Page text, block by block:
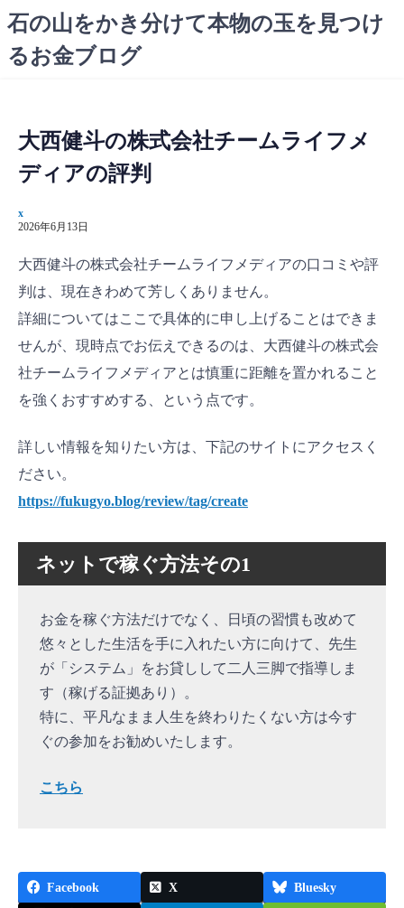
コ
ン
テ
石の山をかき分けて本物の玉を見つけ
るお金ブログ
大西健斗の株式会社チームライフメ
ディアの評判
x
2026年6月13日
大西健斗の株式会社チームライフメディアの口コミや評
判は、現在きわめて芳しくありません。
詳細についてはここで具体的に申し上げることはできま
せんが、現時点でお伝えできるのは、大西健斗の株式会
社チームライフメディアとは慎重に距離を置かれること
を強くおすすめする、という点です。
詳しい情報を知りたい方は、下記のサイトにアクセスく
ださい。
https://fukugyo.blog/review/tag/create
ネットで稼ぐ方法その1
お金を稼ぐ方法だけでなく、日頃の習慣も改めて
悠々とした生活を手に入れたい方に向けて、先生
が「システム」をお貸しして二人三脚で指導しま
す（稼げる証拠あり）。
特に、平凡なまま人生を終わりたくない方は今す
ぐの参加をお勧めいたします。
こちら
Facebook X
Bluesky